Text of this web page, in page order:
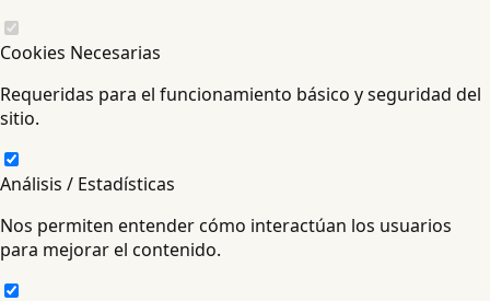
Cookies Necesarias
Requeridas para el funcionamiento básico y seguridad del
sitio.
Análisis / Estadísticas
Nos permiten entender cómo interactúan los usuarios
para mejorar el contenido.